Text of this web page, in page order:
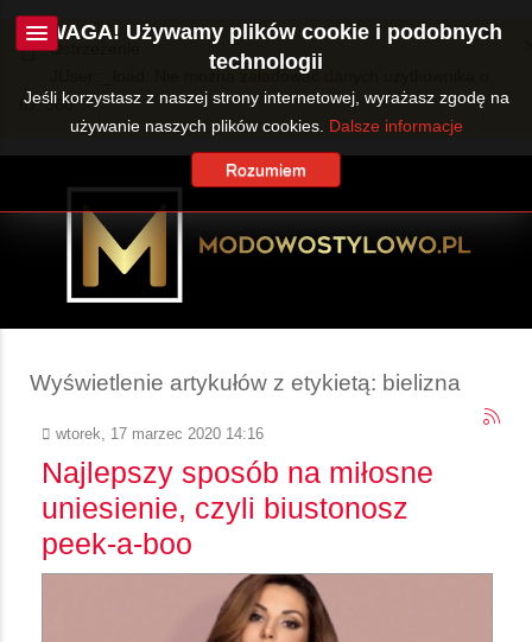
Ostrzeżenie
JUser::_load: Nie można załadować danych użytkownika o
ID: 360.
Wyświetlenie artykułów z etykietą: bielizna
wtorek, 17 marzec 2020 14:16
Najlepszy sposób na miłosne
uniesienie, czyli biustonosz
peek-a-boo
UWAGA! Używamy plików cookie i podobnych
technologii
Jeśli korzystasz z naszej strony internetowej, wyrażasz zgodę na
używanie naszych plików cookies. Dalsze informacje
Rozumiem